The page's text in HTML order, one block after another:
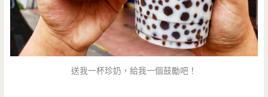
送我一杯珍奶，給我一個鼓勵吧！